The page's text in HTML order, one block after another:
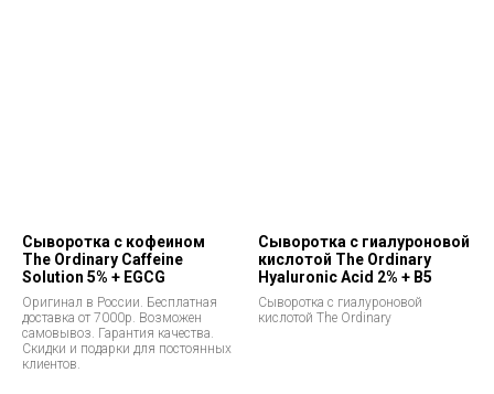
Сыворотка с кофеином
The Ordinary Caffeine
Solution 5% + EGCG
Оригинал в России. Бесплатная
доставка от 7000р. Возможен
самовывоз. Гарантия качества.
Скидки и подарки для постоянных
клиентов.
Сыворотка с гиалуроновой
кислотой The Ordinary
Hyaluronic Acid 2% + В5
Сыворотка с гиалуроновой
кислотой The Ordinary